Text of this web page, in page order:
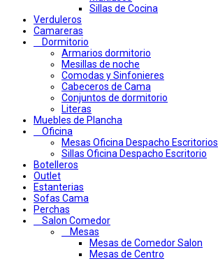
Sillas de Cocina
Verduleros
Camareras
Dormitorio
Armarios dormitorio
Mesillas de noche
Comodas y Sinfonieres
Cabeceros de Cama
Conjuntos de dormitorio
Literas
Muebles de Plancha
Oficina
Mesas Oficina Despacho Escritorios
Sillas Oficina Despacho Escritorio
Botelleros
Outlet
Estanterias
Sofas Cama
Perchas
Salon Comedor
Mesas
Mesas de Comedor Salon
Mesas de Centro